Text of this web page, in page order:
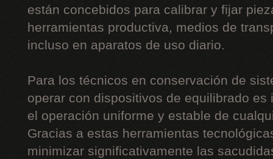
están concebidos para calibrar y fijar
herramientas productiva, medios de
incluso en aparatos de uso diario.
Para los técnicos en conservación de
operar con dispositivos de equilibrado es
el operación uniforme y estable de
Gracias a estas herramientas
minimizar significativamente las